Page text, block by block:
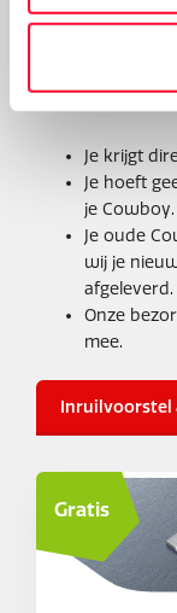
van
Je krijgt
Je hoeft
je Cowboy.
Je oude
wij je
afgeleverd.
Onze
mee.
Inruilvoorstel
Gratis